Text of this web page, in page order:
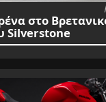
στο
Silverstone